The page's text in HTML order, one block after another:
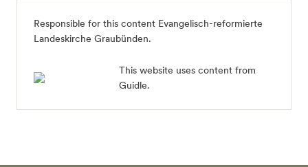
Responsible for this content Evangelisch-reformierte
Landeskirche Graubünden.
This website uses content from
Guidle.